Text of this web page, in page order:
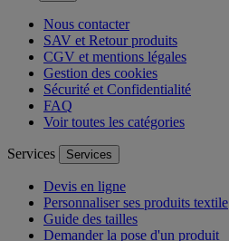
Nous contacter
SAV et Retour produits
CGV et mentions légales
Gestion des cookies
Sécurité et Confidentialité
FAQ
Voir toutes les catégories
Services Services
Devis en ligne
Personnaliser ses produits textile
Guide des tailles
Demander la pose d'un produit